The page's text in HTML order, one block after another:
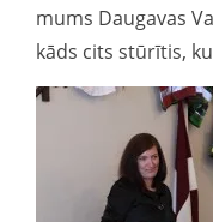
mums Daugavas
kāds cits stūrītis,